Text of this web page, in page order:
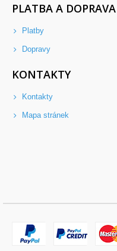
PLATBA A DOPRAVA
Platby
Dopravy
KONTAKTY
Kontakty
Mapa stránek